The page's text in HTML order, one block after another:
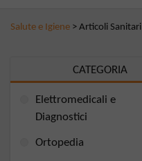
Salute e Igiene > Articoli Sanitari
CATEGORIA
Elettromedicali e
Diagnostici
Ortopedia